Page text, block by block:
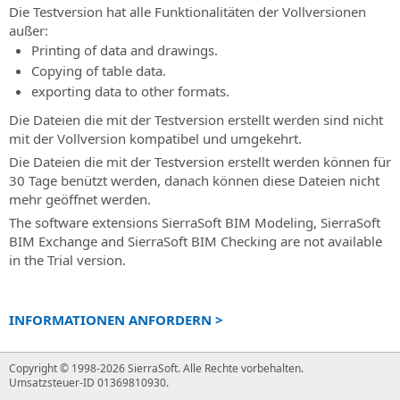
BIM-
Software
die
Straßen-
und
Hydraulikplanung
Rails
BIM-
Software
für
die
Eisenbahnplanung
Roads
Software
für
Kundenservice
Kundensupport
für
Bestellungen,
Rechnungen,
Lizenzen
und
Produkte
ohne
Servicevertrag
SierraSoft
Training
Live-
Online-
SierraSoft
Coaching
Veranstaltungen
Veranstaltung
“Online
-
Live”
Alle
Informationen
über
kommende
“Online
-
Live”
Veranstaltungen
Sie
ihre
Leistungsfähigkeit!
Kaufen
Die Testversion hat alle Funktionalitäten der Vollversionen
außer:
Printing of data and drawings.
Copying of table data.
exporting data to other formats.
Die Dateien die mit der Testversion erstellt werden sind nicht
mit der Vollversion kompatibel und umgekehrt.
Die Dateien die mit der Testversion erstellt werden können für
30 Tage benützt werden, danach können diese Dateien nicht
mehr geöffnet werden.
The software extensions SierraSoft BIM Modeling, SierraSoft
BIM Exchange and SierraSoft BIM Checking are not available
in the Trial version.
INFORMATIONEN ANFORDERN >
Copyright © 1998-2026 SierraSoft.Alle Rechte vorbehalten.
Umsatzsteuer-ID 01369810930.